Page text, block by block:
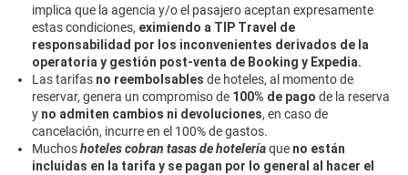
implica que la agencia y/o el pasajero aceptan expresamente
estas condiciones, eximiendo a TIP Travel de
responsabilidad por los inconvenientes derivados de la
operatoria y gestión post-venta de Booking y Expedia.
Las tarifas no reembolsables de hoteles, ​al momento de
reservar, genera un compromiso de 100% de pago de la reserva
y no admiten ​cambios ni devoluciones​, en caso de
cancelación, incurre en el 100% de gastos.
Muchoshoteles cobran tasas de hoteleríaque no están
incluidas en la tarifa y se pagan por lo general al hacer el